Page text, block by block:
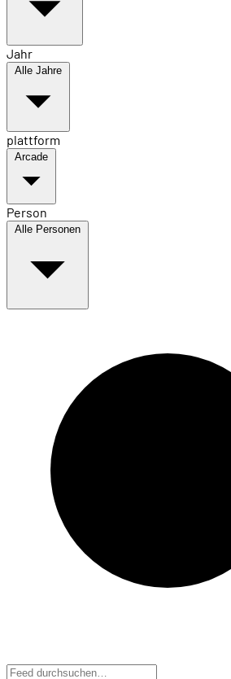
Jahr
Alle Jahre
plattform
Arcade
Person
Alle Personen